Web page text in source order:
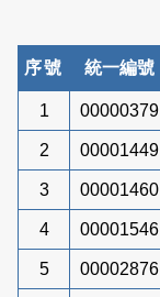
序號 統一編號
1 00000379
2 00001449
3 00001460
4 00001546
5 00002876